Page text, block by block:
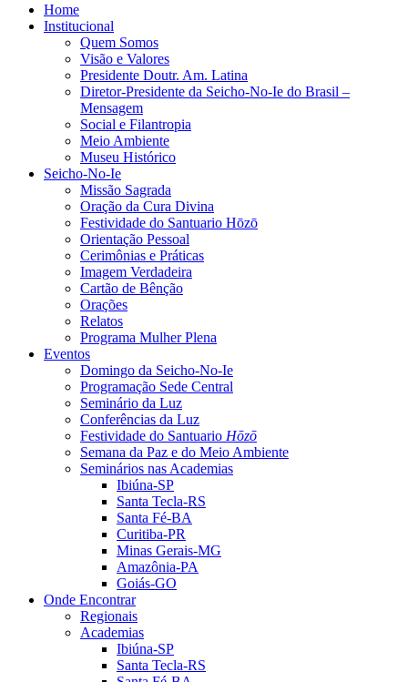
Home
Institucional
Quem Somos
Visão e Valores
Presidente Doutr. Am. Latina
Diretor-Presidente da Seicho-No-Ie do Brasil –
Mensagem
Social e Filantropia
Meio Ambiente
Museu Histórico
Seicho-No-Ie
Missão Sagrada
Oração da Cura Divina
Festividade do Santuario Hōzō
Orientação Pessoal
Cerimônias e Práticas
Imagem Verdadeira
Cartão de Bênção
Orações
Relatos
Programa Mulher Plena
Eventos
Domingo da Seicho-No-Ie
Programação Sede Central
Seminário da Luz
Conferências da Luz
Festividade do Santuario Hōzō
Semana da Paz e do Meio Ambiente
Seminários nas Academias
Ibiúna-SP
Santa Tecla-RS
Santa Fé-BA
Curitiba-PR
Minas Gerais-MG
Amazônia-PA
Goiás-GO
Onde Encontrar
Regionais
Academias
Ibiúna-SP
Santa Tecla-RS